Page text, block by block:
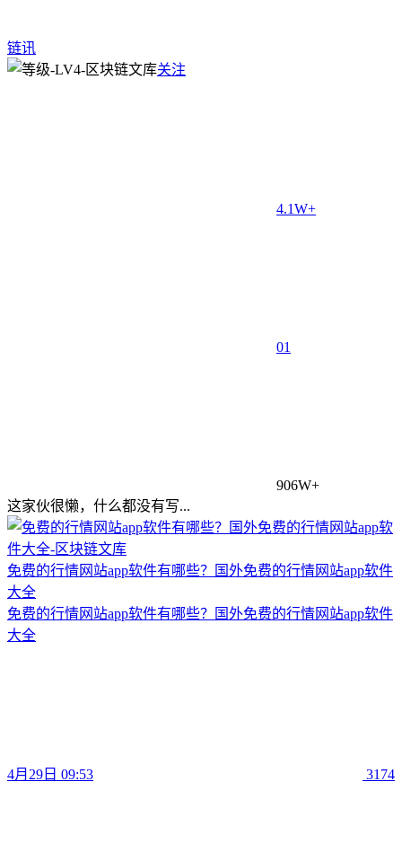
链讯
关注
4.1W+
01
906W+
这家伙很懒，什么都没有写...
免费的行情网站app软件有哪些？国外免费的行情网站app软件
大全
免费的行情网站app软件有哪些？国外免费的行情网站app软件
大全
4月29日 09:53 3174